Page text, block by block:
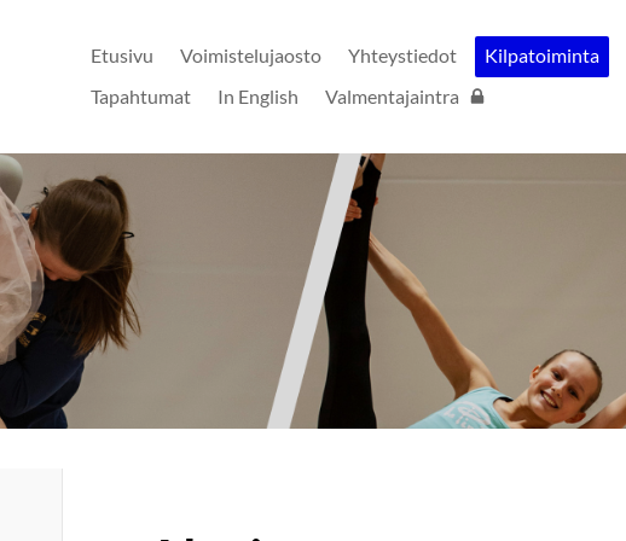
Etusivu Voimistelujaosto Yhteystiedot Kilpatoiminta
Tapahtumat
In English Valmentajaintra